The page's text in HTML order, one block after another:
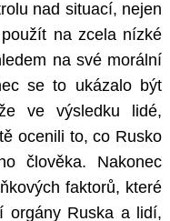
nad situací, nejen
na zcela nízké
na své morální
se to ukázalo být
ve výsledku lidé,
ocenili to, co Rusko
člověka. Nakonec
faktorů, které
orgány Ruska a lidí,